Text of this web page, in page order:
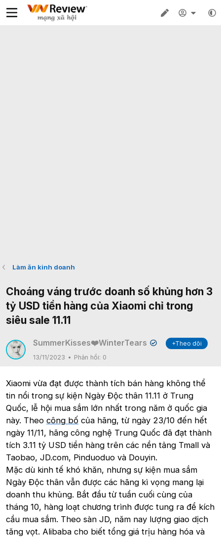
Làm ăn kinh doanh
Choáng váng trước doanh số khủng hơn 3
tỷ USD tiền hàng của Xiaomi chỉ trong
siêu sale 11.11
SummerKisses❤️WinterTears ✔
+Theo dõi
13/11/2023
Phản hồi: 0
Xiaomi vừa đạt được thành tích bán hàng không thể
tin nổi trong sự kiện Ngày Độc thân 11.11 ở Trung
Quốc, lễ hội mua sắm lớn nhất trong năm ở quốc gia
này. Theo công bố của hãng, từ ngày 23/10 đến hết
ngày 11/11, hãng công nghệ Trung Quốc đã đạt thành
tích 3.11 tỷ USD tiền hàng trên các nền tảng Tmall và
Taobao, JD.com, Pinduoduo và Douyin.
Mặc dù kinh tế khó khăn, nhưng sự kiện mua sắm
Ngày Độc thân vẫn được các hãng kì vọng mang lại
doanh thu khủng. Bắt đầu từ tuần cuối cùng của
tháng 10, hàng loạt chương trình được tung ra để kích
cầu mua sắm. Theo sàn JD, năm nay lượng giao dịch
tăng vọt. Alibaba cho biết tổng giá trịu hàng hóa và